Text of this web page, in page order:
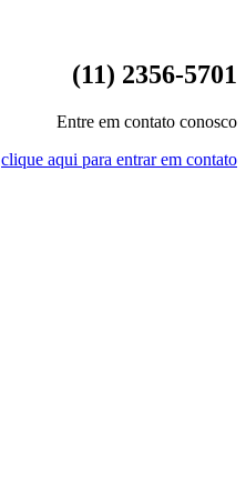
(11) 2356-5701
Entre em contato conosco
clique aqui para entrar em contato